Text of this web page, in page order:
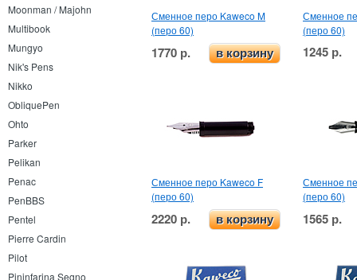
Moonman / Majohn
Multibook
Mungyo
Nik's Pens
Nikko
ObliquePen
Ohto
Parker
Pelikan
Penac
PenBBS
Pentel
Pierre Cardin
Pilot
Pininfarina Segno
Сменное перо Kaweco M
(перо 60)
1770 р. в корзину
Сменное
(перо 60)
1245 р.
Сменное перо Kaweco F
(перо 60)
2220 р. в корзину
Сменное
(перо 60)
1565 р.